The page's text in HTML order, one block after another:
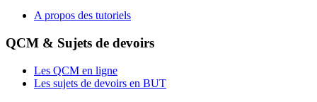
A propos des tutoriels
QCM & Sujets de devoirs
Les QCM en ligne
Les sujets de devoirs en BUT